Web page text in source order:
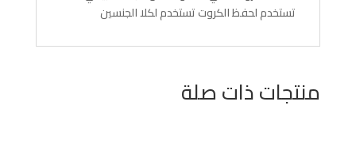
تستخدم لحفظ الكروت تستخدم لكلا الجنسين
منتجات ذات صلة